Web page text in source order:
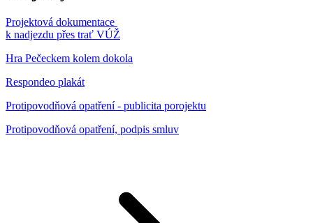
Projektová dokumentace
k nadjezdu přes trať VÚŽ
Hra Pečeckem kolem dokola
Respondeo plakát
Protipovodňová opatření - publicita porojektu
Protipovodňová opatření, podpis smluv